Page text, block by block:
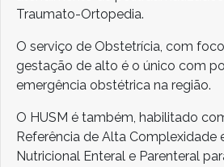
Traumato-Ortopedia.
O serviço de Obstetrícia, com
gestação de alto é o único com
emergência obstétrica na região.
O HUSM é também, habilitado
Referência de Alta Complexidade
Nutricional Enteral e Parenteral